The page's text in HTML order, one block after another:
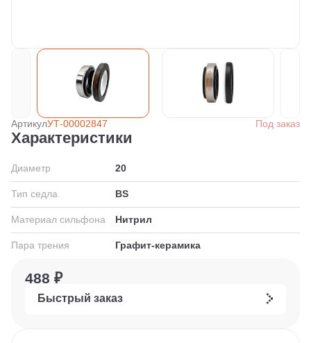
АртикулУТ-00002847 Под заказ
Характеристики
Диаметр 20
Тип седла BS
Материал сильфона Нитрил
Пара трения Графит-керамика
488 ₽
Быстрый заказ